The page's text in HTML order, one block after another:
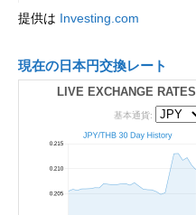
提供は Investing.com
現在の日本円交換レート
LIVE EXCHANGE RATES